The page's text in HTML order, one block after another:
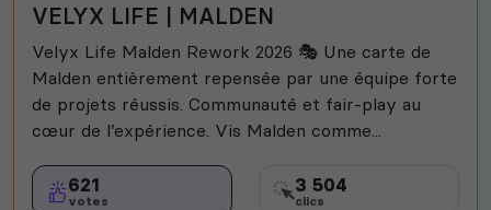
VELYX LIFE | MALDEN
Velyx Life Malden Rework 2026 🎭 Une carte de
Malden entièrement repensée par une équipe forte
de projets réussis. Communauté et fair-play au
cœur de l’expérience. Vis Malden comme...
621
votes
3 504
clics